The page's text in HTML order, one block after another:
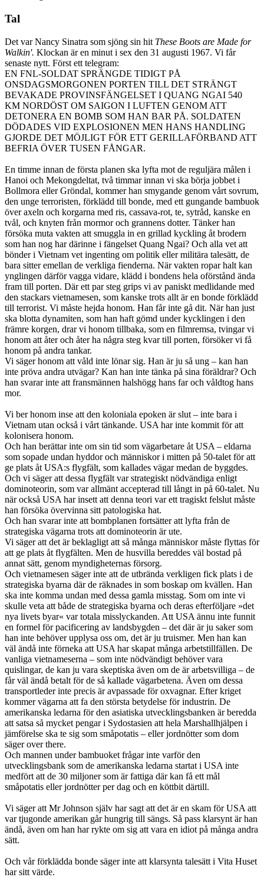
Tal
Det var Nancy Sinatra som sjöng sin hit These Boots are Made for
Walkin'. Klockan är en minut i sex den 31 augusti 1967. Vi får
senaste nytt. Först ett telegram:
EN FNL-SOLDAT SPRÄNGDE TIDIGT PÅ
ONSDAGSMORGONEN PORTEN TILL DET STRÄNGT
BEVAKADE PROVINSFÄNGELSET I QUANG NGAI 540
KM NORDÖST OM SAIGON I LUFTEN GENOM ATT
DETONERA EN BOMB SOM HAN BAR PÅ. SOLDATEN
DÖDADES VID EXPLOSIONEN MEN HANS HANDLING
GJORDE DET MÖJLIGT FÖR ETT GERILLAFÖRBAND ATT
BEFRIA ÖVER TUSEN FÅNGAR.
En timme innan de första planen ska lyfta mot de reguljära målen i
Hanoi och Mekongdeltat, två timmar innan vi ska börja jobbet i
Bollmora eller Gröndal, kommer han smygande genom vårt sovrum,
den unge terroristen, förklädd till bonde, med ett gungande bambuok
över axeln och korgarna med ris, cassava-rot, te, sytråd, kanske en
tvål, och knyten från mormor och grannens dotter. Tänker han
försöka muta vakten att smuggla in en grillad kyckling åt brodern
som han nog har därinne i fängelset Quang Ngai? Och alla vet att
bönder i Vietnam vet ingenting om politik eller militära talesätt, de
bara sitter emellan de verkliga fienderna. När vakten ropar halt kan
ynglingen därför vagga vidare, klädd i bondens hela oförstånd ända
fram till porten. Där ett par steg grips vi av paniskt medlidande med
den stackars vietnamesen, som kanske trots allt är en bonde förklädd
till terrorist. Vi måste hejda honom. Han får inte gå dit. När han just
ska blotta dynamiten, som han haft gömd under kycklingen i den
främre korgen, drar vi honom tillbaka, som en filmremsa, tvingar vi
honom att åter och åter ha några steg kvar till porten, försöker vi få
honom på andra tankar.
Vi säger honom att våld inte lönar sig. Han är ju så ung – kan han
inte pröva andra utvägar? Kan han inte tänka på sina föräldrar? Och
han svarar inte att fransmännen halshögg hans far och våldtog hans
mor.
Vi ber honom inse att den koloniala epoken är slut – inte bara i
Vietnam utan också i vårt tänkande. USA har inte kommit för att
kolonisera honom.
Och han berättar inte om sin tid som vägarbetare åt USA – eldarna
som sopade undan hyddor och människor i mitten på 50-talet för att
ge plats åt USA:s flygfält, som kallades vägar medan de byggdes.
Och vi säger att dessa flygfält var strategiskt nödvändiga enligt
dominoteorin, som var allmänt accepterad till långt in på 60-talet. Nu
när också USA har insett att denna teori var ett tragiskt felslut måste
han försöka övervinna sitt patologiska hat.
Och han svarar inte att bombplanen fortsätter att lyfta från de
strategiska vägarna trots att dominoteorin är ute.
Vi säger att det är beklagligt att så många människor måste flyttas för
att ge plats åt flygfälten. Men de husvilla bereddes väl bostad på
annat sätt, genom myndigheternas försorg.
Och vietnamesen säger inte att de utbrända verkligen fick plats i de
strategiska byarna där de räknades in som boskap om kvällen. Han
ska inte komma undan med dessa gamla misstag. Som om inte vi
skulle veta att både de strategiska byarna och deras efterföljare »det
nya livets byar« var totala misslyckanden. Att USA ännu inte funnit
en formel för pacificering av landsbygden – det där är ju saker som
han inte behöver upplysa oss om, det är ju truismer. Men han kan
väl ändå inte förneka att USA har skapat många arbetstillfällen. De
vanliga vietnameserna – som inte nödvändigt behöver vara
quislingar, de kan ju vara skeptiska även om de är arbetsvilliga – de
får väl ändå betalt för de så kallade vägarbetena. Även om dessa
transportleder inte precis är avpassade för oxvagnar. Efter kriget
kommer vägarna att fa den största betydelse för industrin. De
amerikanska ledarna för den asiatiska utvecklingsbanken är beredda
att satsa så mycket pengar i Sydostasien att hela Marshallhjälpen i
jämförelse ska te sig som småpotatis – eller jordnötter som dom
säger over there.
Och mannen under bambuoket frågar inte varför den
utvecklingsbank som de amerikanska ledarna startat i USA inte
medfört att de 30 miljoner som är fattiga där kan få ett mål
småpotatis eller jordnötter per dag och en köttbit därtill.
Vi säger att Mr Johnson själv har sagt att det är en skam för USA att
var tjugonde amerikan går hungrig till sängs. Så pass klarsynt är han
ändå, även om han har rykte om sig att vara en idiot på många andra
sätt.
Och vår förklädda bonde säger inte att klarsynta talesätt i Vita Huset
har sitt värde.